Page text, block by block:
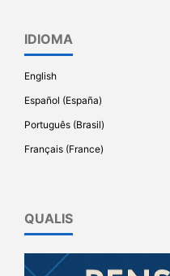
IDIOMA
English
Español (España)
Português (Brasil)
Français (France)
QUALIS